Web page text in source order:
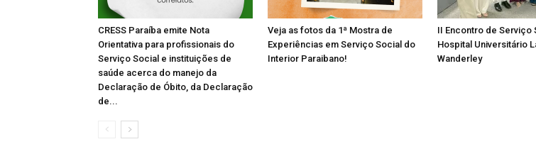
CRESS Paraíba emite Nota
Orientativa para profissionais do
Serviço Social e instituições de
saúde acerca do manejo da
Declaração de Óbito, da Declaração
de...
Veja as fotos da 1ª Mostra de
Experiências em Serviço Social do
Interior Paraibano!
II Encontro de Serviço
Hospital Universitário
Wanderley